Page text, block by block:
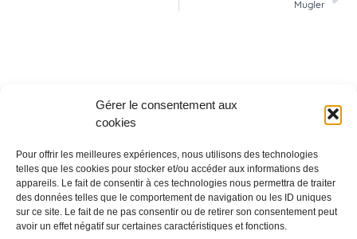
Gérer le consentement aux
cookies
Pour offrir les meilleures expériences, nous utilisons des technologies
telles que les cookies pour stocker et/ou accéder aux informations des
appareils. Le fait de consentir à ces technologies nous permettra de traiter
des données telles que le comportement de navigation ou les ID uniques
sur ce site. Le fait de ne pas consentir ou de retirer son consentement peut
avoir un effet négatif sur certaines caractéristiques et fonctions.
Mugler
Découvrir